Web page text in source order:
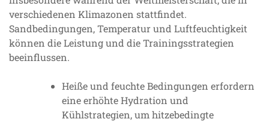
verschiedenen Klimazonen stattfindet.
Sandbedingungen, Temperatur und Luftfeuchtigkeit
können die Leistung und die Trainingsstrategien
beeinflussen.
Heiße und feuchte Bedingungen erfordern
eine erhöhte Hydration und
Kühlstrategien, um hitzebedingte